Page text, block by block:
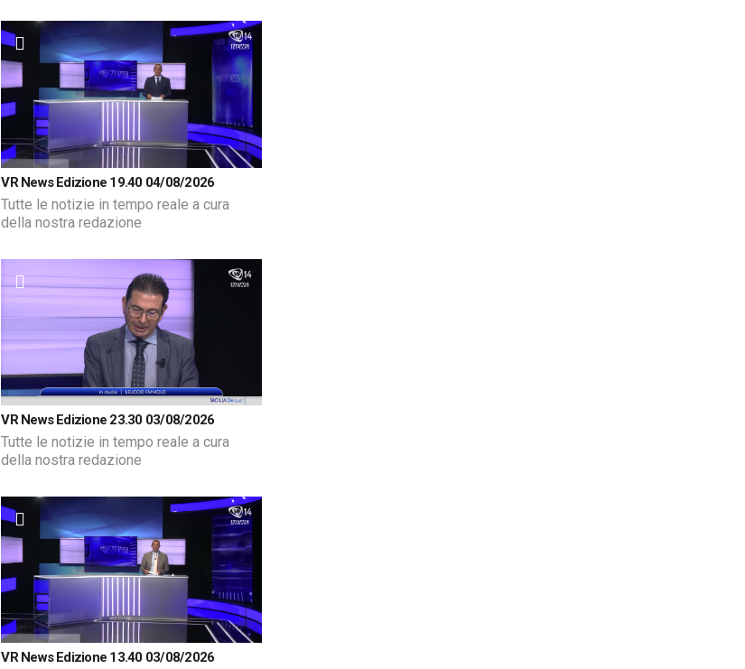
VR News Edizione 19.40 04/08/2026
Tutte le notizie in tempo reale a cura
della nostra redazione
VR News Edizione 23.30 03/08/2026
Tutte le notizie in tempo reale a cura
della nostra redazione
VR News Edizione 13.40 03/08/2026